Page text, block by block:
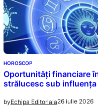
HOROSCOP
Oportunități financiare
strălucesc sub
byEchipa Editoriala26 iulie 2026